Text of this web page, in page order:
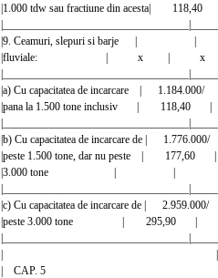
|1.000 tdw sau fractiune din
|9. Ceamuri, slepuri si
|fluviale: | x | x
|a) Cu capacitatea de incarcare |
|pana la 1.500 tone inclusiv |
|b) Cu capacitatea de incarcare de |
|peste 1.500 tone, dar nu peste |
|3.000 tone | |
|c) Cu capacitatea de incarcare de |
|peste 3.000 tone |
| |
| CAP. 5